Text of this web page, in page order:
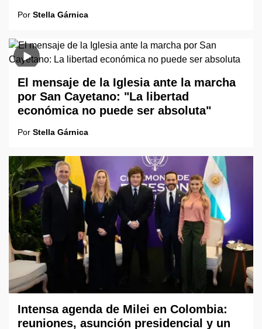
Por Stella Gárnica
El mensaje de la Iglesia ante la marcha
por San Cayetano: "La libertad
económica no puede ser absoluta"
Por Stella Gárnica
Intensa agenda de Milei en Colombia:
reuniones, asunción presidencial y un